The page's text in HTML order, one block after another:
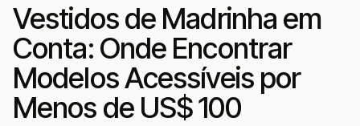
Vestidos de Madrinha em
Conta: Onde Encontrar
Modelos Acessíveis por
Menos de US$ 100